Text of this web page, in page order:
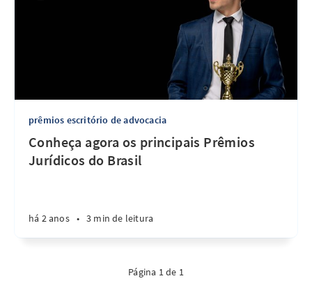
prêmios escritório de advocacia
Conheça agora os principais Prêmios
Jurídicos do Brasil
há 2 anos • 3 min de leitura
Página 1 de 1